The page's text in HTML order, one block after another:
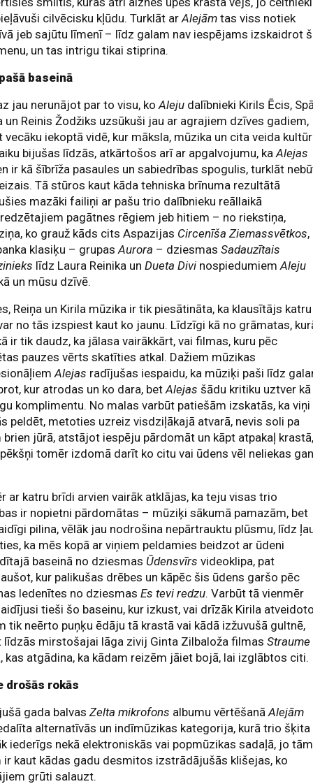
cilvēcisku kļūdu. Turklāt arAlejāmtas viss notiek
jeb sajūtu līmenī – līdz galam nav iespējams izskaidrot
un tas intrigu tikai stiprina.
baseinā
jau nerunājot par to visu, koAleju dalībnieki Kirils Ēcis,
un Reinis Žodžiks uzsūkuši jau ar agrajiem dzīves gadiem,
vecāku iekoptā vidē, kur māksla, mūzika un cita veida
bijušas līdzās, atkārtošos arī ar apgalvojumu, kaAlejas
ir kā šībrīža pasaules un sabiedrības spogulis, turklāt
Tā stūros kaut kāda tehniska brīnuma rezultātā
mazāki failiņi ar pašu trio dalībnieku reāllaikā
pagātnes rēgiem jeb hitiem – no riekstiņa,
ko grauž kāds cits Aspazijas Circenīša Ziemassvētkos,
klasiķu – grupasAurora – dziesmasSadauzītais
līdz Laura Reinika unDueta Divi nospiedumiemAleju
un mūsu dzīvē.
Reiņa un Kirila mūzika ir tik piesātināta, ka klausītājs katru
no tās izspiest kaut ko jaunu. Līdzīgi kā no grāmatas,
ir tik daudz, ka jālasa vairākkārt, vai filmas, kuru pēc
pauzes vērts skatīties atkal. Dažiem mūzikas
Alejas radījušas iespaidu, ka mūziķi paši līdz
kur atrodas un ko dara, betAlejas šādu kritiku uztver kā
komplimentu. No malas varbūt patiešām izskatās, ka viņi
peldēt, metoties uzreiz visdziļākajā atvarā, nevis soli pa
brien jūrā, atstājot iespēju pārdomāt un kāpt atpakaļ krastā,
tomēr izdomā darīt ko citu vai ūdens vēl neliekas
ar katru brīdi arvien vairāk atklājas, ka teju visas trio
ir nopietni pārdomātas – mūziķi sākumā pamazām, bet
pilina, vēlāk jau nodrošina nepārtrauktu plūsmu, līdz
ka mēs kopā ar viņiem peldamies beidzot ar ūdeni
baseinā no dziesmas Ūdensvīrs videoklipa, pat
kur palikušas drēbes un kāpēc šis ūdens garšo pēc
ledenītes no dziesmasEs tevi redzu. Varbūt tā vienmēr
tieši šo baseinu, kur izkust, vai drīzāk Kirila atveidoto
tik neērto puņķu ēdāju tā krastā vai kādā izžuvušā gultnē,
līdzās mirstošajai lāga zivij Ginta Zilbaloža filmasStraume
kas atgādina, ka kādam reizēm jāiet bojā, lai izglābtos citi.
drošās rokās
gada balvasZelta mikrofons albumu vērtēšanāAlejām
alternatīvās un indīmūzikas kategorija, kurā trio šķita
iederīgs nekā elektroniskās vai popmūzikas sadaļā, jo tām
ir kaut kādas gadu desmitos izstrādājušās klišejas, ko
grūti salauzt.